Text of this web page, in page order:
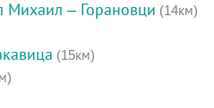
Михаил – Горановци (14км)
(15км)